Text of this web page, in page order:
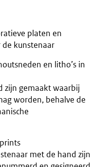
platen en
kunstenaar
en litho’s in
zijn gemaakt waarbij
worden, behalve de
met de hand zijn